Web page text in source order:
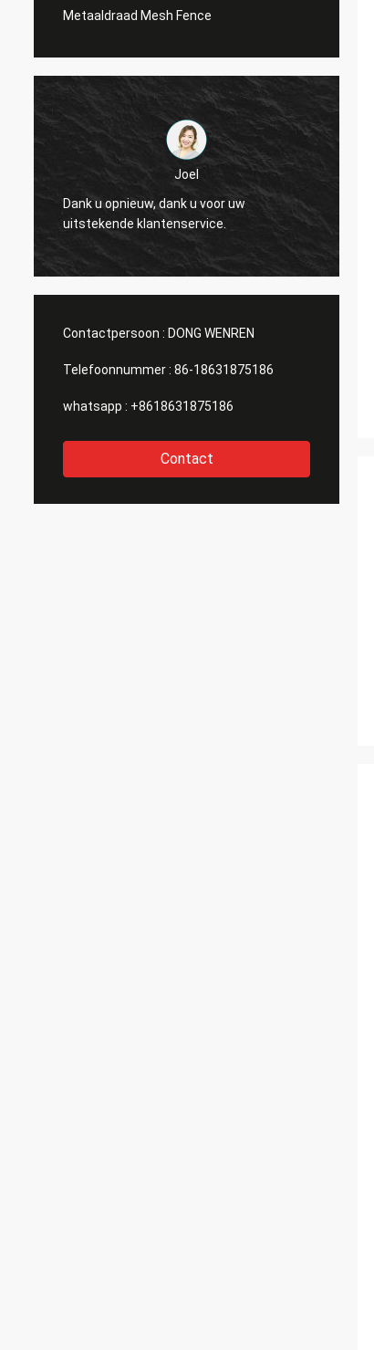
Metaaldraad Mesh Fence
Joel
Dank u opnieuw, dank u voor uw
uitstekende klantenservice.
Contactpersoon : DONG WENREN
Telefoonnummer : 86-18631875186
whatsapp : +8618631875186
Contact